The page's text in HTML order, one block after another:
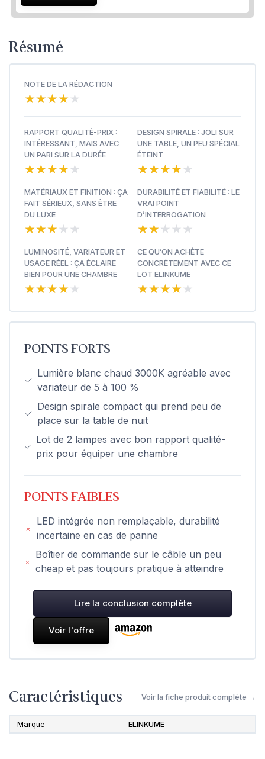
Résumé
NOTE DE LA RÉDACTION
★★★★★
★★★★★
RAPPORT QUALITÉ-PRIX :
INTÉRESSANT, MAIS AVEC
UN PARI SUR LA DURÉE
★★★★★
★★★★★
DESIGN SPIRALE : JOLI SUR
UNE TABLE, UN PEU SPÉCIAL
ÉTEINT
★★★★★
★★★★★
MATÉRIAUX ET FINITION : ÇA
FAIT SÉRIEUX, SANS ÊTRE
DU LUXE
★★★★★
★★★★★
DURABILITÉ ET FIABILITÉ : LE
VRAI POINT
D’INTERROGATION
★★★★★
★★★★★
LUMINOSITÉ, VARIATEUR ET
USAGE RÉEL : ÇA ÉCLAIRE
BIEN POUR UNE CHAMBRE
★★★★★
★★★★★
CE QU’ON ACHÈTE
CONCRÈTEMENT AVEC CE
LOT ELINKUME
★★★★★
★★★★★
POINTS FORTS
Lumière blanc chaud 3000K agréable avec
variateur de 5 à 100 %
Design spirale compact qui prend peu de
place sur la table de nuit
Lot de 2 lampes avec bon rapport qualité-
prix pour équiper une chambre
POINTS FAIBLES
LED intégrée non remplaçable, durabilité
incertaine en cas de panne
Boîtier de commande sur le câble un peu
cheap et pas toujours pratique à atteindre
Lire la conclusion complète
Voir l'offre
Caractéristiques Voir la fiche produit complète →
Marque ELINKUME